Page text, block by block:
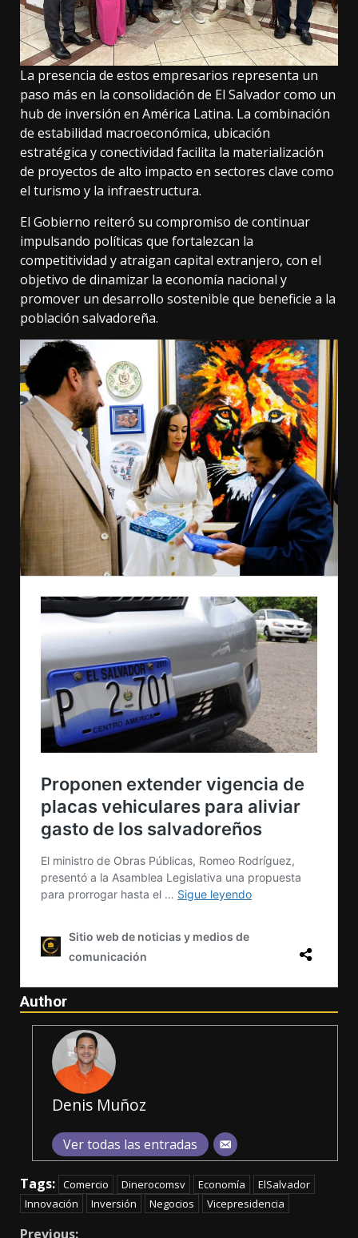
La presencia de estos empresarios representa un
paso más en la consolidación de El Salvador como un
hub de inversión en América Latina. La combinación
de estabilidad macroeconómica, ubicación
estratégica y conectividad facilita la materialización
de proyectos de alto impacto en sectores clave como
el turismo y la infraestructura.
El Gobierno reiteró su compromiso de continuar
impulsando políticas que fortalezcan la
competitividad y atraigan capital extranjero, con el
objetivo de dinamizar la economía nacional y
promover un desarrollo sostenible que beneficie a la
población salvadoreña.
Author
Denis Muñoz
Ver todas las entradas
Tags: Comercio Dinerocomsv Economía
ElSalvador
Innovación
Inversión Negocios Vicepresidencia
Previous: